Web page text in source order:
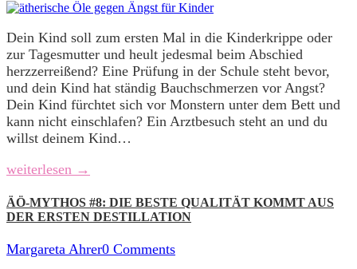
Dein Kind soll zum ersten Mal in die Kinderkrippe oder
zur Tagesmutter und heult jedesmal beim Abschied
herzzerreißend? Eine Prüfung in der Schule steht bevor,
und dein Kind hat ständig Bauchschmerzen vor Angst?
Dein Kind fürchtet sich vor Monstern unter dem Bett und
kann nicht einschlafen? Ein Arztbesuch steht an und du
willst deinem Kind…
weiterlesen →
ÄÖ-MYTHOS #8: DIE BESTE QUALITÄT KOMMT AUS
DER ERSTEN DESTILLATION
Margareta Ahrer0 Comments